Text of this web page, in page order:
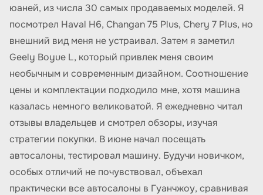
юаней, из числа 30 самых продаваемых моделей. Я
посмотрел Haval H6, Changan 75 Plus, Chery 7 Plus, но
внешний вид меня не устраивал. Затем я заметил
Geely Boyue L, который привлек меня своим
необычным и современным дизайном. Соотношение
цены и комплектации подходило мне, хотя машина
казалась немного великоватой. Я ежедневно читал
отзывы владельцев и смотрел обзоры, изучая
стратегии покупки. В июне начал посещать
автосалоны, тестировал машину. Будучи новичком,
особых отличий не почувствовал, объехал
практически все автосалоны в Гуанчжоу, сравнивая